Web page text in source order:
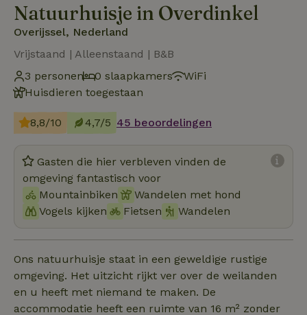
Natuurhuisje in Overdinkel
Overijssel, Nederland
Vrijstaand | Alleenstaand | B&B
3 personen
0 slaapkamers
WiFi
Huisdieren toegestaan
8,8/10 4,7/5 45 beoordelingen
Gasten die hier verbleven vinden de
omgeving fantastisch voor
Mountainbiken
Wandelen met hond
Vogels kijken
Fietsen Wandelen
Ons natuurhuisje staat in een geweldige rustige
omgeving. Het uitzicht rijkt ver over de weilanden
en u heeft met niemand te maken. De
accommodatie heeft een ruimte van 16 m² zonder